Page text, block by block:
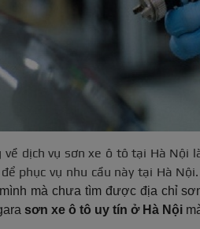
về dịch vụ sơn xe ô tô tại Hà Nội
phục vụ nhu cầu này tại Hà Nội.
mà chưa tìm được địa chỉ
sơn xe ô tô uy tín ở Hà Nội